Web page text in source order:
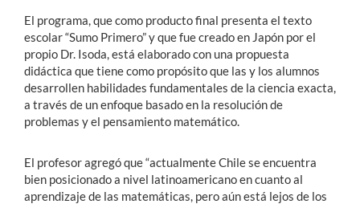
El programa, que como producto final presenta el texto
escolar “Sumo Primero” y que fue creado en Japón por el
propio Dr. Isoda, está elaborado con una propuesta
didáctica que tiene como propósito que las y los alumnos
desarrollen habilidades fundamentales de la ciencia exacta,
a través de un enfoque basado en la resolución de
problemas y el pensamiento matemático.
El profesor agregó que “actualmente Chile se encuentra
bien posicionado a nivel latinoamericano en cuanto al
aprendizaje de las matemáticas, pero aún está lejos de los